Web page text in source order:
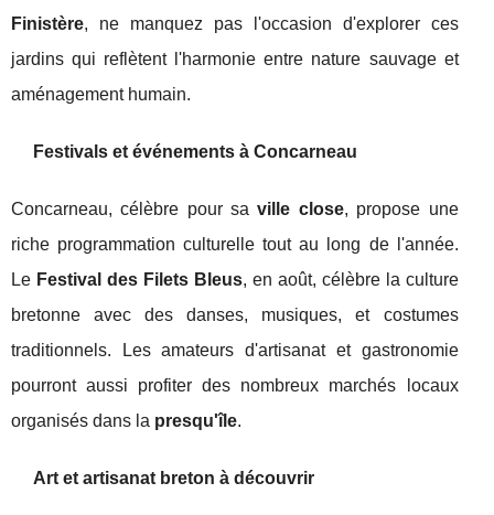
Finistère, ne manquez pas l'occasion d'explorer ces
jardins qui reflètent l'harmonie entre nature sauvage et
aménagement humain.
Festivals et événements à Concarneau
Concarneau, célèbre pour saville close, propose une
riche programmation culturelle tout au long de l'année.
Le Festival des Filets Bleus, en août, célèbre la culture
bretonne avec des danses, musiques, et costumes
traditionnels. Les amateurs d'artisanat et gastronomie
pourront aussi profiter des nombreux marchés locaux
organisés dans la presqu'île.
Art et artisanat breton à découvrir